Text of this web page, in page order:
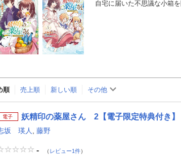
順 売上順 新しい順 その他
電子 妖精印の薬屋さん 2【電子限定特典付き
坂 瑛人 藤野
- （ レビュー1件）